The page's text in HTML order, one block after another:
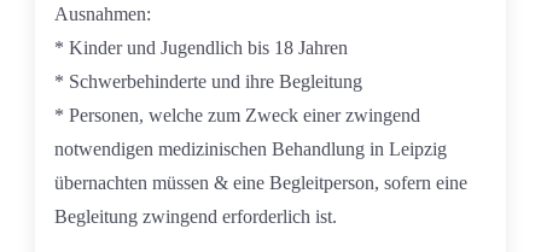
Ausnahmen:
* Kinder und Jugendlich bis 18 Jahren
* Schwerbehinderte und ihre Begleitung
* Personen, welche zum Zweck einer zwingend
notwendigen medizinischen Behandlung in Leipzig
übernachten müssen & eine Begleitperson, sofern eine
Begleitung zwingend erforderlich ist.